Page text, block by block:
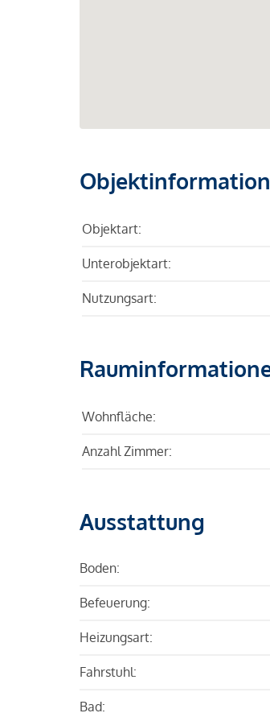
Objektart:
Unterobjektart:
Nutzungsart:
Wohnfläche:
Anzahl Zimmer:
Ausstattung
Boden:
Befeuerung:
Heizungsart:
Fahrstuhl:
Bad: